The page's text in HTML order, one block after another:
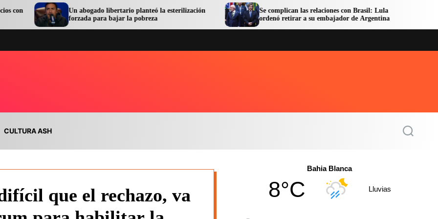
Un abogado libertario planteó la esterilización
forzada para bajar la pobreza
Se complican las relaciones con Brasil: Lula
ordenó retirar a su embajador de Argentina
CULTURA ASH
S
que el rechazo, va
Bahia Blanca
8°C Lluvias